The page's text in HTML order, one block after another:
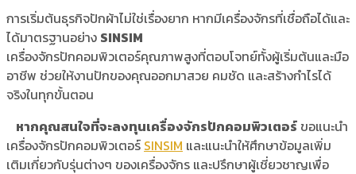
การเริ่มต้นธุรกิจปักผ้าไม่ใช่เรื่องยาก หากมีเครื่องจักรที่เชื่อถือได้และ
ได้มาตรฐานอย่าง SINSIM
เครื่องจักรปักคอมพิวเตอร์คุณภาพสูงที่ตอบโจทย์ทั้งผู้เริ่มต้นและมือ
อาชีพ ช่วยให้งานปักของคุณออกมาสวย คมชัด และสร้างกำไรได้
จริงในทุกขั้นตอน
หากคุณสนใจที่จะลงทุนเครื่องจักรปักคอมพิวเตอร์ ขอแนะนำ
เครื่องจักรปักคอมพิวเตอร์ SINSIM และแนะนำให้ศึกษาข้อมูลเพิ่ม
เติมเกี่ยวกับรุ่นต่างๆ ของเครื่องจักร และปรึกษาผู้เชี่ยวชาญเพื่อ